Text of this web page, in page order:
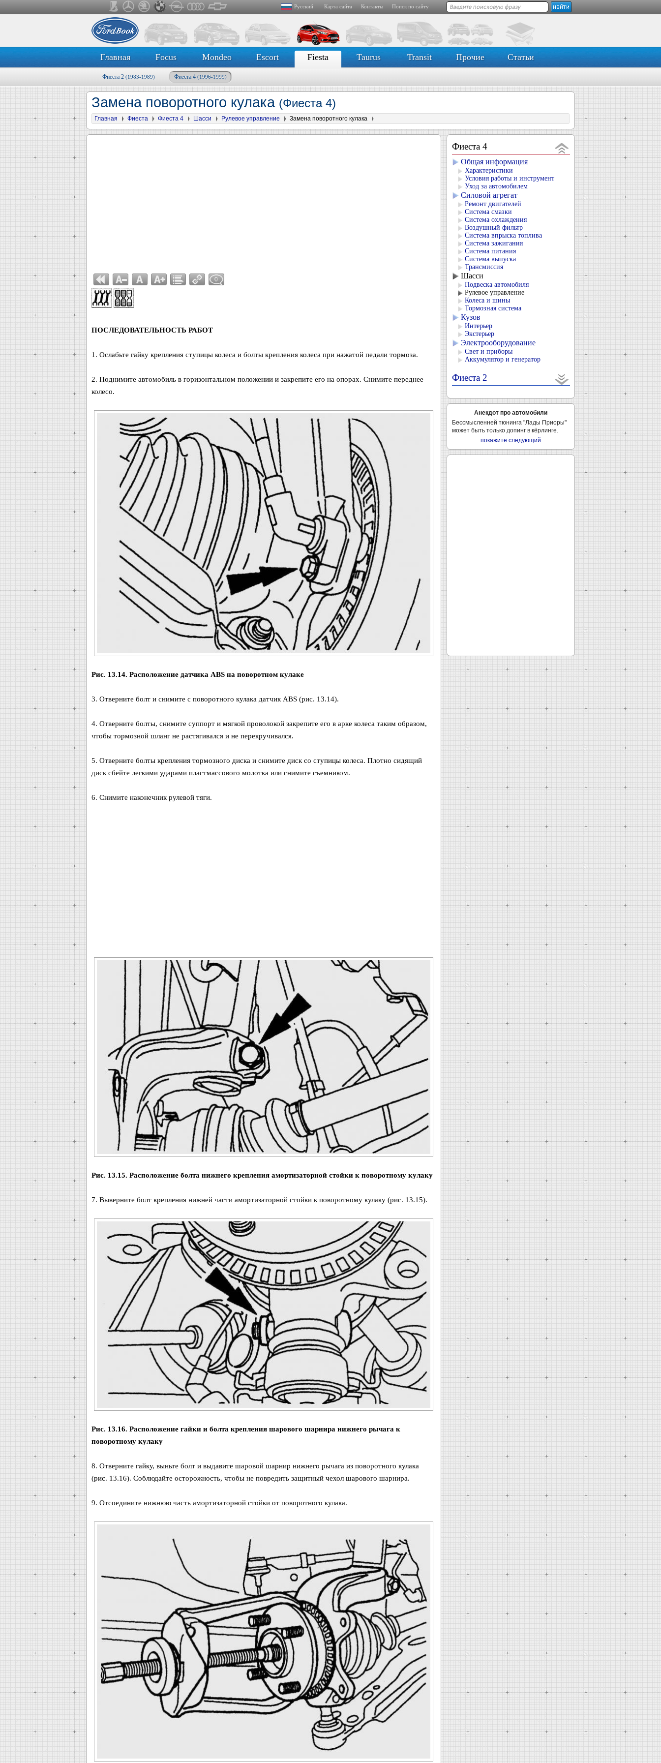
Русский Карта сайта Контакты Поиск по сайту
Главная Focus Mondeo Escort Fiesta Taurus Transit Прочие Статьи
Фиеста 2 (1983-1989) Фиеста 4 (1996-1999)
Замена поворотного кулака (Фиеста 4)
Главная Фиеста Фиеста 4 Шасси Рулевое управление Замена поворотного кулака
0
ПОСЛЕДОВАТЕЛЬНОСТЬ РАБОТ
1. Ослабьте гайку крепления ступицы колеса и болты крепления колеса при нажатой педали тормоза.
2. Поднимите автомобиль в горизонтальном положении и закрепите его на опорах. Снимите переднее
колесо.
Рис. 13.14. Расположение датчика ABS на поворотном кулаке
3. Отверните болт и снимите с поворотного кулака датчик ABS (рис. 13.14).
4. Отверните болты, снимите суппорт и мягкой проволокой закрепите его в арке колеса таким образом,
чтобы тормозной шланг не растягивался и не перекручивался.
5. Отверните болты крепления тормозного диска и снимите диск со ступицы колеса. Плотно сидящий
диск сбейте легкими ударами пластмассового молотка или снимите съемником.
6. Снимите наконечник рулевой тяги.
Рис. 13.15. Расположение болта нижнего крепления амортизаторной стойки к поворотному кулаку
7. Выверните болт крепления нижней части амортизаторной стойки к поворотному кулаку (рис. 13.15).
Рис. 13.16. Расположение гайки и болта крепления шарового шарнира нижнего рычага к
поворотному кулаку
8. Отверните гайку, выньте болт и выдавите шаровой шарнир нижнего рычага из поворотного кулака
(рис. 13.16). Соблюдайте осторожность, чтобы не повредить защитный чехол шарового шарнира.
9. Отсоедините нижнюю часть амортизаторной стойки от поворотного кулака.
Фиеста 4
Общая информация
Характеристики
Условия работы и инструмент
Уход за автомобилем
Силовой агрегат
Ремонт двигателей
Система смазки
Система охлаждения
Воздушный фильтр
Система впрыска топлива
Система зажигания
Система питания
Система выпуска
Трансмиссия
Шасси
Подвеска автомобиля
Рулевое управление
Колеса и шины
Тормозная система
Кузов
Интерьер
Экстерьер
Электрооборудование
Свет и приборы
Аккумулятор и генератор
Фиеста 2
Анекдот про автомобили
Бессмысленней тюнинга "Лады Приоры"
может быть только допинг в кёрлинге.
покажите следующий